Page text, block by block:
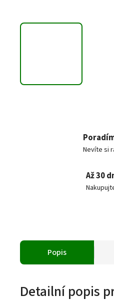
Nevíte si
Až 30
Popis
Detailní popis